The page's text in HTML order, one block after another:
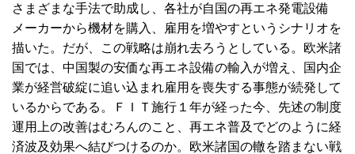
さまざまな手法で助成し、各社が自国の再エネ発電設備
メーカーから機材を購入、雇用を増やすというシナリオを
描いた。だが、この戦略は崩れ去ろうとしている。欧米諸
国では、中国製の安価な再エネ設備の輸入が増え、国内企
業が経営破綻に追い込まれ雇用を喪失する事態が続発して
いるからである。ＦＩＴ施行１年が経った今、先述の制度
運用上の改善はむろんのこと、再エネ普及でどのように経
済波及効果へ結びつけるのか。欧米諸国の轍を踏まない戦